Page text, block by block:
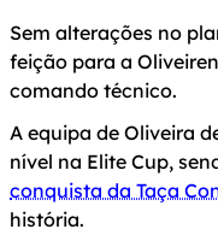
Sem alterações no
feição para a
comando técnico.
A equipa de Oliveira
nível na Elite Cup,
conquista da Taça
história.